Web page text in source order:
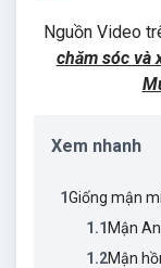
Nguồn Video
chăm sóc và
Xem nhanh
1Giống mận
1.1 Mận
1.2Mận